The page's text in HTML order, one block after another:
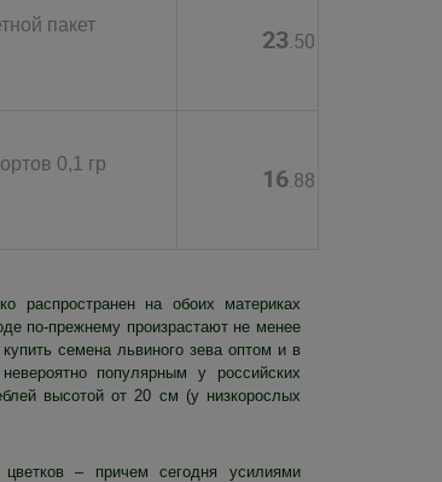
пакет
23.50
0,1 гр
16.88
распространен на обоих материках
по-прежнему произрастают не менее
семена львиного зева оптом и в
популярным у российских
высотой от 20 см (у низкорослых
– причем сегодня усилиями